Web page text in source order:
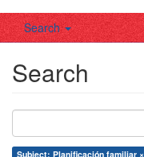
Search
Search
Subject: Planificación familiar ×